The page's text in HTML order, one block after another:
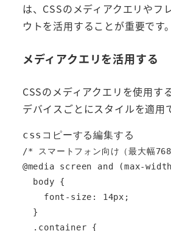
は、CSSのメディアクエリやフ
ウトを活用することが重要です。
メディアクエリを活用する
CSSのメディアクエリを使用す
デバイスごとにスタイルを適用
cssコピーする編集する
/* スマートフォン向け（最大幅
@media screen and (max-